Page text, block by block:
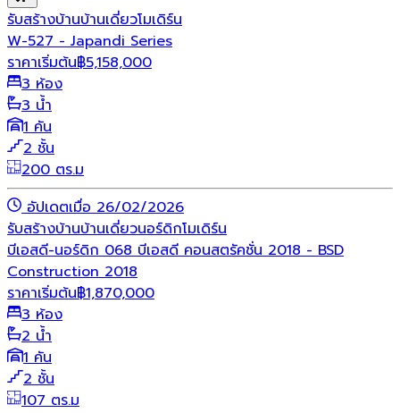
รับสร้างบ้านบ้านเดี่ยวโมเดิร์น
W-527 - Japandi Series
ราคาเริ่มต้น฿5,158,000
3 ห้อง
3 น้ำ
1 คัน
2 ชั้น
200 ตร.ม
อัปเดตเมื่อ 26/02/2026
รับสร้างบ้านบ้านเดี่ยวนอร์ดิกโมเดิร์น
บีเอสดี-นอร์ดิก 068 บีเอสดี คอนสตรัคชั่น 2018 - BSD
Construction 2018
ราคาเริ่มต้น฿1,870,000
3 ห้อง
2 น้ำ
1 คัน
2 ชั้น
107 ตร.ม